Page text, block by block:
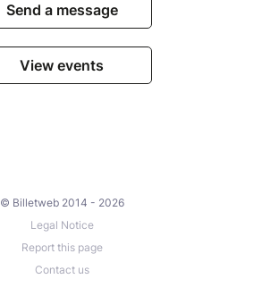
Send a message
View events
© Billetweb 2014 - 2026
Legal Notice
Report this page
Contact us